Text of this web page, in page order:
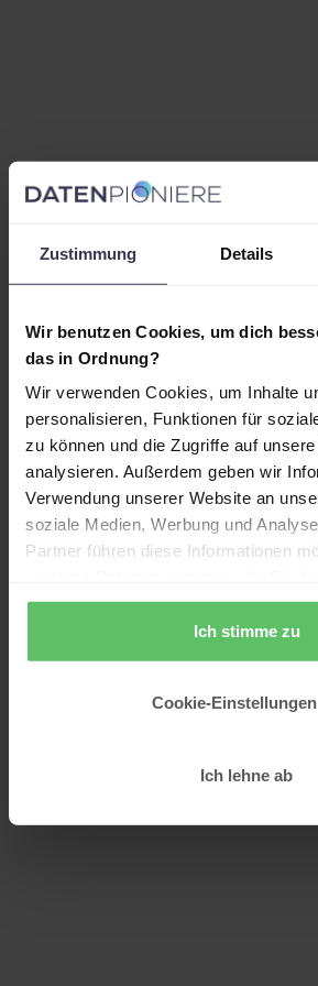
Zustimmung Details
Wir benutzen Cookies, um dich
das in Ordnung?
Wir verwenden Cookies, um Inhalte
personalisieren, Funktionen für
zu können und die Zugriffe auf
analysieren. Außerdem geben wir
Verwendung unserer Website an
soziale Medien, Werbung und
Partner führen diese Informationen
haben oder die sie im Rahmen Ihrer
Ich stimme zu
Cookie-Einstellungen
Ich lehne ab